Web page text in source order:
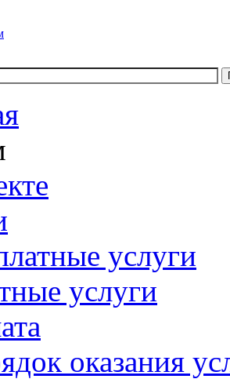
услуги
услуги
оказания